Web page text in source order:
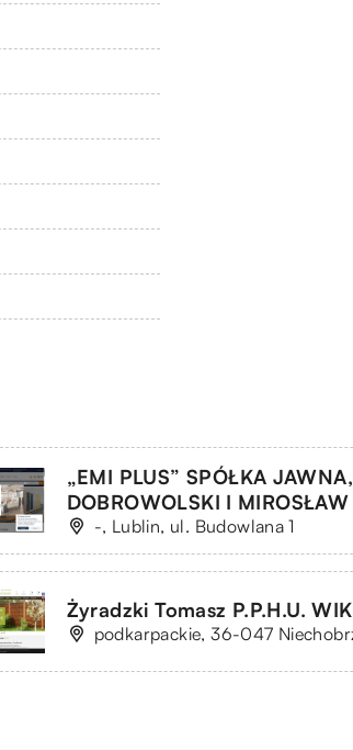
„EMI PLUS” SPÓŁKA
DOBROWOLSKI I MIROSŁAW
-, Lublin, ul. Budowlana 1
Żyradzki Tomasz P.P.H.U.
podkarpackie, 36-047